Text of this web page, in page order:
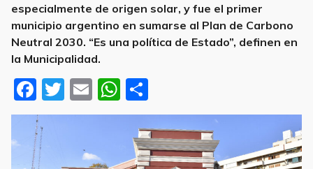
especialmente de origen solar, y fue el primer
municipio argentino en sumarse al Plan de Carbono
Neutral 2030. “Es una política de Estado”, definen en
la Municipalidad.
F
a
c
e
T
w
te
E
m
l
W
h
at
s
h
ar
e